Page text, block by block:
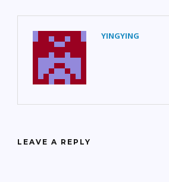
YINGYING
LEAVE A REPLY